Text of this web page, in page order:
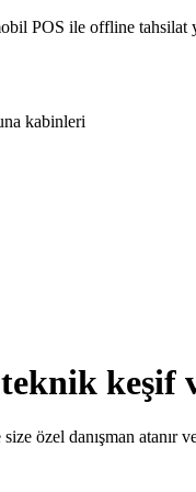
POS ile offline tahsilat
kabinleri
keşif
özel danışman